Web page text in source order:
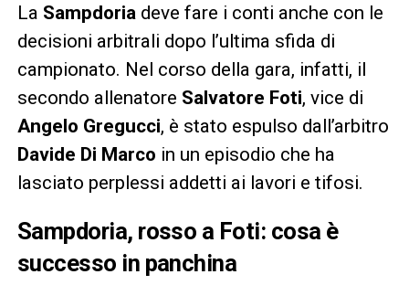
La Sampdoria deve fare i conti anche con le
decisioni arbitrali dopo l’ultima sfida di
campionato. Nel corso della gara, infatti, il
secondo allenatore Salvatore Foti, vice di
Angelo Gregucci, è stato espulso dall’arbitro
Davide Di Marco in un episodio che ha
lasciato perplessi addetti ai lavori e tifosi.
Sampdoria, rosso a Foti: cosa è
successo in panchina